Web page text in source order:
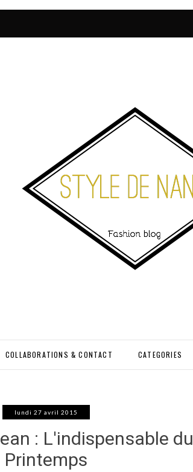
COLLABORATIONS & CONTACT CATEGORIES
lundi 27 avril 2015
: L'indispensable du
Printemps